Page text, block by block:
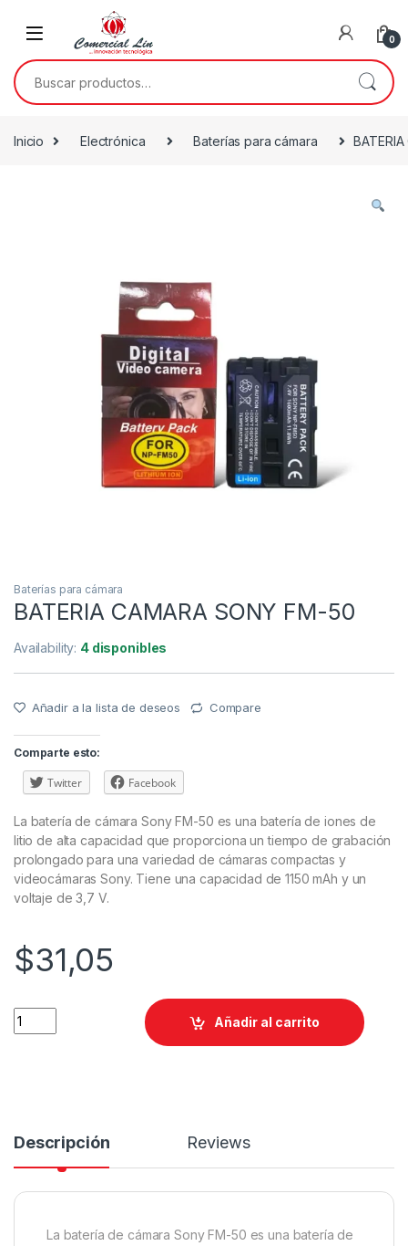
0
Inicio Electrónica Baterías para cámara
Baterías para cámara
BATERIA CAMARA SONY FM-50
Availability: 4 disponibles
Añadir a la lista de deseos Compare
Comparte esto:
Twitter Facebook
La batería de cámara Sony FM-50 es una batería de iones de
litio de alta capacidad que proporciona un tiempo de grabación
prolongado para una variedad de cámaras compactas y
videocámaras Sony. Tiene una capacidad de 1150 mAh y un
voltaje de 3,7 V.
$31,05
Añadir al carrito
Descripción Reviews
La batería de cámara Sony FM-50 es una batería de